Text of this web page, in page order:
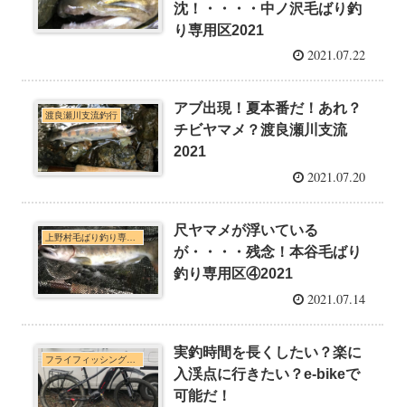
沈！・・・・中ノ沢毛ばり釣
り専用区2021
2021.07.22
渡良瀬川支流釣行
アブ出現！夏本番だ！あれ？
チビヤマメ？渡良瀬川支流
2021
2021.07.20
尺ヤマメが浮いている
が・・・・残念！本谷毛ばり
釣り専用区④2021
2021.07.14
実釣時間を長くしたい？楽に
入渓点に行きたい？e-bikeで
可能だ！